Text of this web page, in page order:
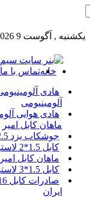
یکشنبه , آگوست 9 2026
خانهتماس با ما
آلومینیومی
ماهان کابل امیر
جوشکاب یزد 2.5*3 لاستیکی نسوز نمایندگی لاله زار
کابل 1.5*2 لاستیکی جوشکاب یزد لیست قیمت روز
ماهان کابل امیر 50*2 آلومینیومی PVC نمایندگی اصلی
کابل 1.5*3 لاستیکی جوشکاب یزد فروش عمده
ایران